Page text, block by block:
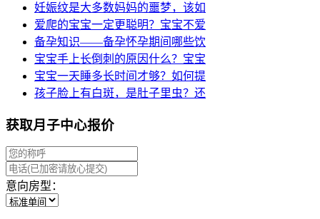
妊娠纹是大多数妈妈的噩梦，该如
爱爬的宝宝一定更聪明？宝宝不爱
备孕知识——备孕怀孕期间哪些饮
宝宝手上长倒刺的原因什么？宝宝
宝宝一天睡多长时间才够？如何提
孩子脸上有白斑，是肚子里虫？还
获取月子中心报价
意向房型：